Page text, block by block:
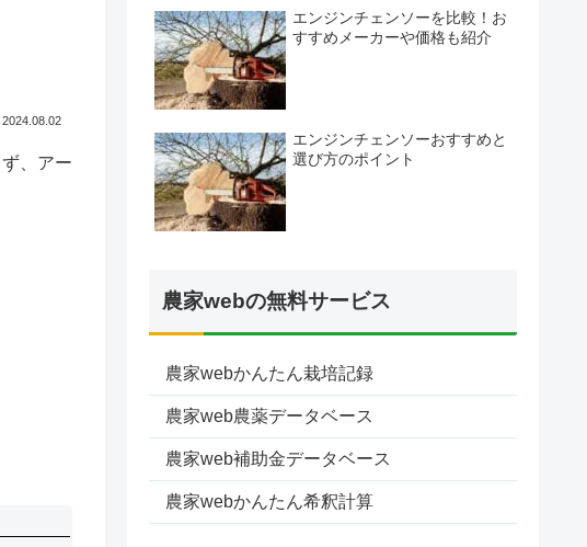
2024.08.02
、アー
エンジンチェンソーを比較！お
すすめメーカーや価格も紹介
エンジンチェンソーおすすめと
選び方のポイント
農家webの無料サービス
農家webかんたん栽培記録
農家web農薬データベース
農家web補助金データベース
農家webかんたん希釈計算